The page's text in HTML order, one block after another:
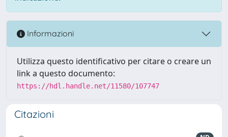
Informazioni
Utilizza questo identificativo per citare o creare un
link a questo documento:
https://hdl.handle.net/11580/107747
Citazioni